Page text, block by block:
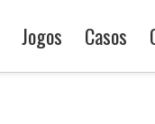
Jogos Casos